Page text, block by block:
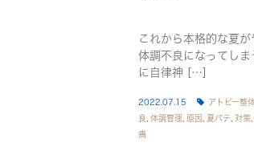
これから本格的な夏が
体調不良になってし
に自律神 […]
2022.07.15 アトピー整
良 体調管理 原因 夏バテ 対策
痛